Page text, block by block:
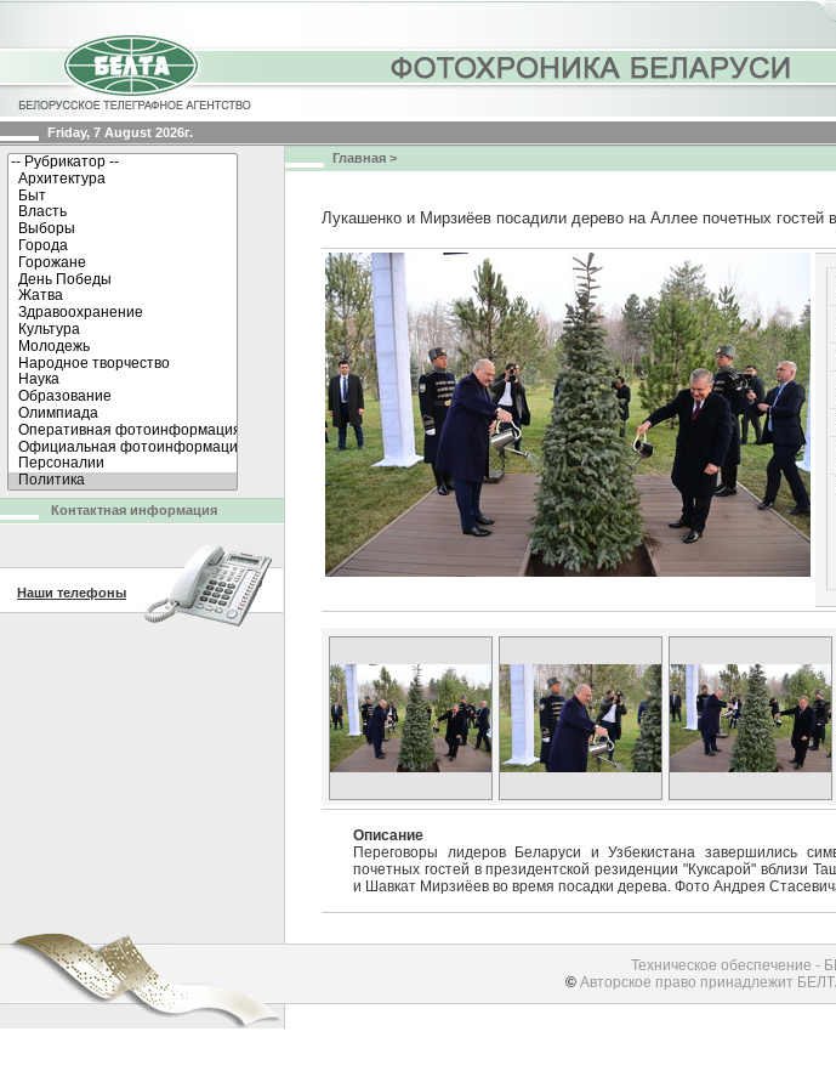
Friday, 7 August 2026г.
Главная >
Лукашенко и Мирзиёев посадили дерево на Аллее почетных гостей
Описание
Переговоры лидеров Беларуси и Узбекистана завершились
почетных гостей в президентской резиденции "Куксарой" вблизи
и Шавкат Мирзиёев во время посадки дерева. Фото Андрея
Контактная информация
Наши телефоны
Техническое обеспечение -
© Авторское право принадлежит